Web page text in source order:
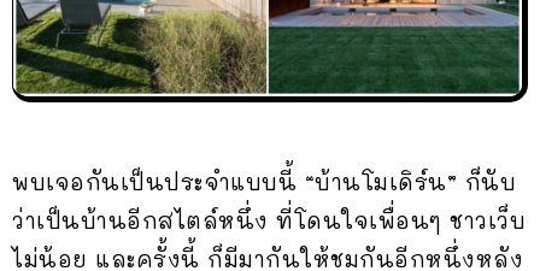
พบเจอกันเป็นประจำแบบนี้ “บ้านโมเดิร์น” ก็นับ
ว่าเป็นบ้านอีกสไตล์หนึ่ง ที่โดนใจเพื่อนๆ ชาวเว็บ
ไม่น้อย และครั้งนี้ ก็มีมากันให้ชมกันอีกหนึ่งหลัง